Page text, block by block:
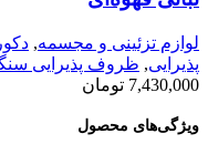
لوازم تزئینی و مجسمه,
پذیرایی, ظروف پذیرایی
7,430,000 تومان
ویژگی‌های محصول